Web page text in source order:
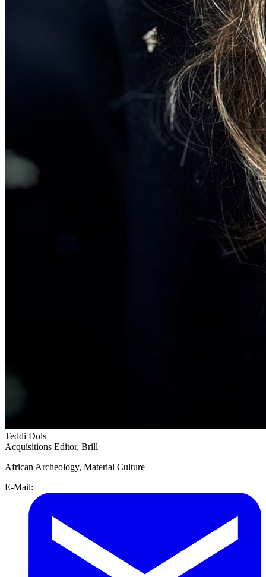
Teddi Dols
Acquisitions Editor, Brill
African Archeology, Material Culture
E-Mail: